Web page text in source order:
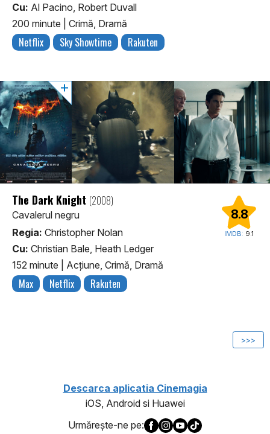
Cu: Al Pacino, Robert Duvall
200 minute
Crimă, Dramă
Netflix Sky Showtime Rakuten
8.8
IMDB: 9.1
The Dark Knight (2008)
Cavalerul negru
Regia: Christopher Nolan
Cu: Christian Bale, Heath Ledger
152 minute
Acţiune, Crimă, Dramă
Max Netflix Rakuten
>>>
Descarca aplicatia Cinemagia
iOS, Android si Huawei
Urmăreşte-ne pe: